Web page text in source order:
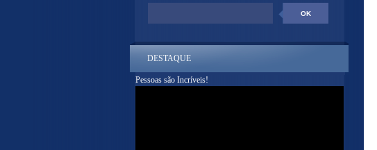
DESTAQUE
Pessoas são Incríveis!